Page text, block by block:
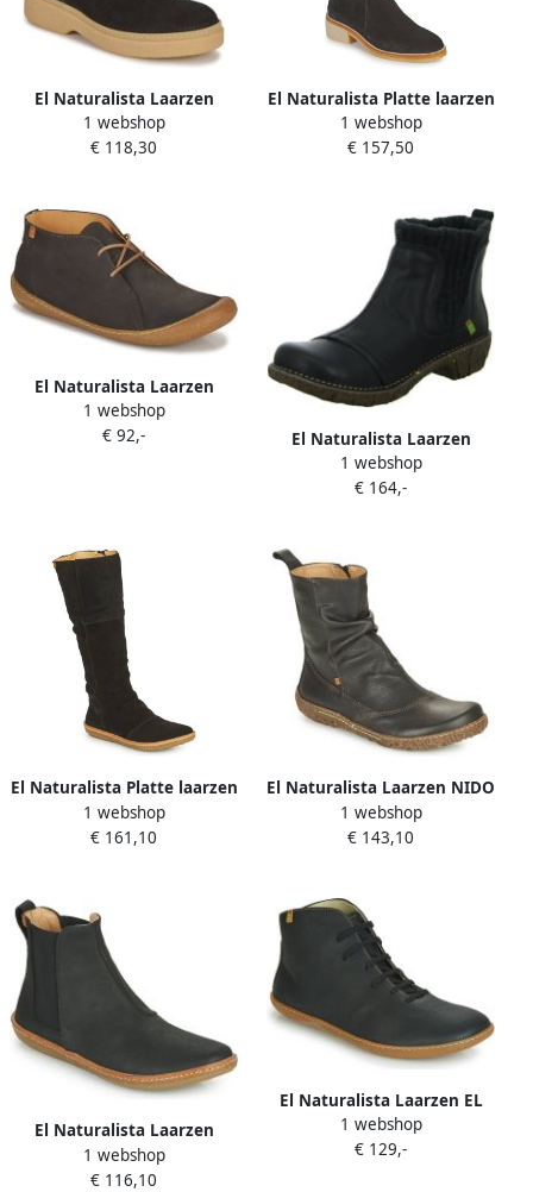
El Naturalista Laarzen
ARPEA
1 webshop
€ 118,30
El Naturalista Platte laarzen
IRATI
1 webshop
€ 157,50
El Naturalista Laarzen
PAWIKAN
1 webshop
€ 92,-
El Naturalista Laarzen
1 webshop
€ 164,-
El Naturalista Platte laarzen
CORAL
1 webshop
€ 161,10
El Naturalista Laarzen NIDO
ELLA
1 webshop
€ 143,10
El Naturalista Laarzen
CORAL
1 webshop
€ 116,10
El Naturalista Laarzen EL
VIAJERO
1 webshop
€ 129,-